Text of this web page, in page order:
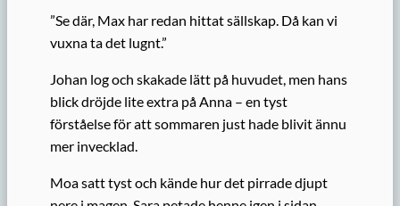
”Se där, Max har redan hittat sällskap. Då kan vi
vuxna ta det lugnt.”
Johan log och skakade lätt på huvudet, men hans
blick dröjde lite extra på Anna – en tyst
förståelse för att sommaren just hade blivit ännu
mer invecklad.
Moa satt tyst och kände hur det pirrade djupt